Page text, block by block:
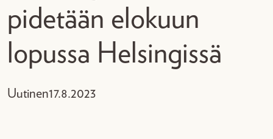
pidetään elokuun
lopussa Helsingissä
Uutinen17.8.2023